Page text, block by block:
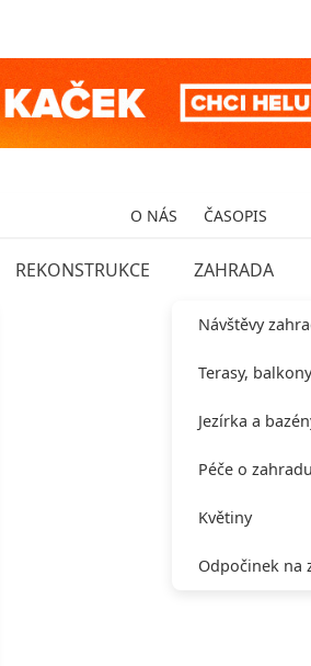
O NÁS ČASOPIS
REKONSTRUKCE ZAHRADA
Návštěvy
Terasy,
Jezírka a
Péče o zahradu
Květiny
Odpočinek na